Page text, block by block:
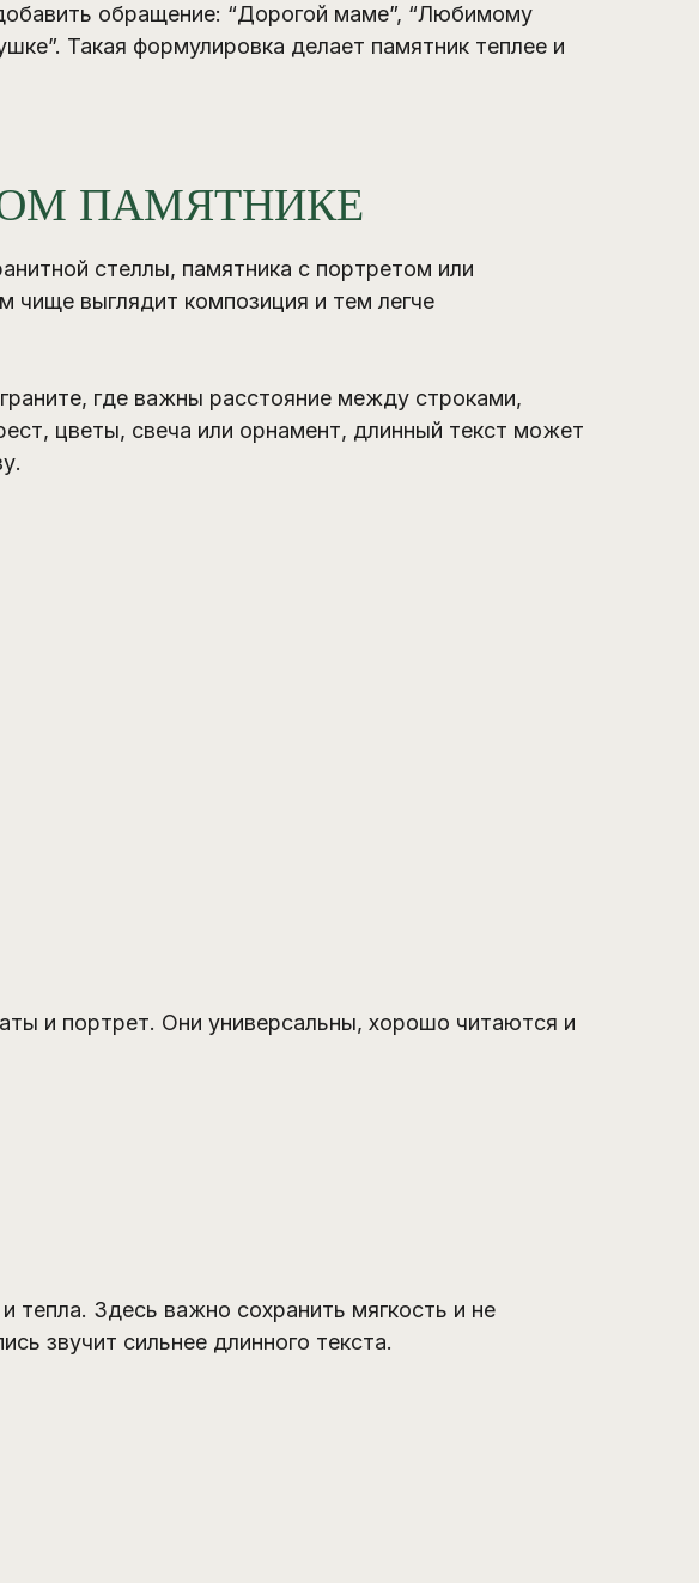
обращение: “Дорогой маме”, “Любимому
Такая формулировка делает памятник теплее и
ПАМЯТНИКЕ
стеллы, памятника с портретом или
выглядит композиция и тем легче
где важны расстояние между строками,
цветы, свеча или орнамент, длинный текст может
и портрет. Они универсальны, хорошо читаются и
Здесь важно сохранить мягкость и не
звучит сильнее длинного текста.